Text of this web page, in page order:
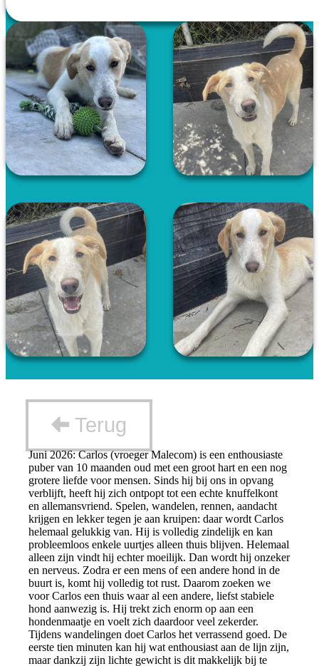
Terug
Juni 2026: Carlos (vroeger Malecom) is een enthousiaste
puber van 10 maanden oud met een groot hart en een nog
grotere liefde voor mensen. Sinds hij bij ons in opvang
verblijft, heeft hij zich ontpopt tot een echte knuffelkont
en allemansvriend. Spelen, wandelen, rennen, aandacht
krijgen en lekker tegen je aan kruipen: daar wordt Carlos
helemaal gelukkig van. Hij is volledig zindelijk en kan
probleemloos enkele uurtjes alleen thuis blijven. Helemaal
alleen zijn vindt hij echter moeilijk. Dan wordt hij onzeker
en nerveus. Zodra er een mens of een andere hond in de
buurt is, komt hij volledig tot rust. Daarom zoeken we
voor Carlos een thuis waar al een andere, liefst stabiele
hond aanwezig is. Hij trekt zich enorm op aan een
hondenmaatje en voelt zich daardoor veel zekerder.
Tijdens wandelingen doet Carlos het verrassend goed. De
eerste tien minuten kan hij wat enthousiast aan de lijn zijn,
maar dankzij zijn lichte gewicht is dit makkelijk bij te